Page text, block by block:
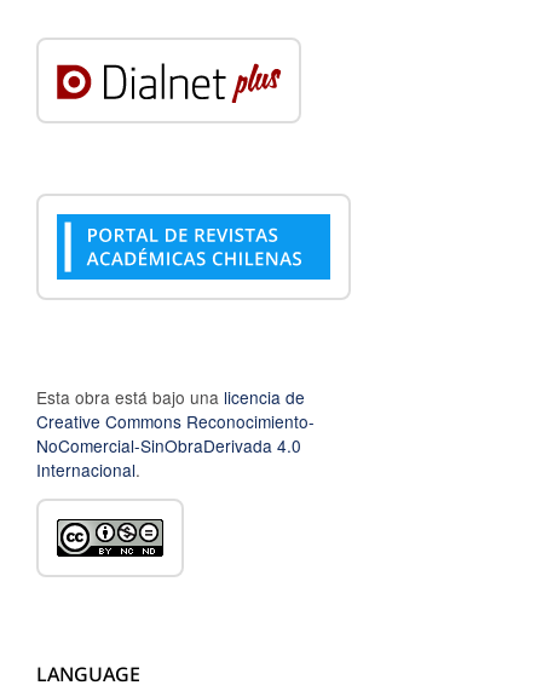
Esta obra está bajo una licencia de
Creative Commons Reconocimiento-
NoComercial-SinObraDerivada 4.0
Internacional.
LANGUAGE